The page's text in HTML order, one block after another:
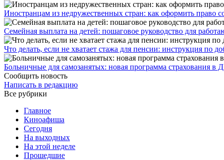
Иностранцам из недружественных стран: как оформить право
Семейная выплата на детей: пошаговое руководство для
Что делать, если не хватает стажа для пенсии: инструкция по
Больничные для самозанятых: новая программа страхования в
Сообщить новость
Написать в редакцию
Все рубрики
Главное
Киноафиша
Сегодня
На выходных
На этой неделе
Прошедшие